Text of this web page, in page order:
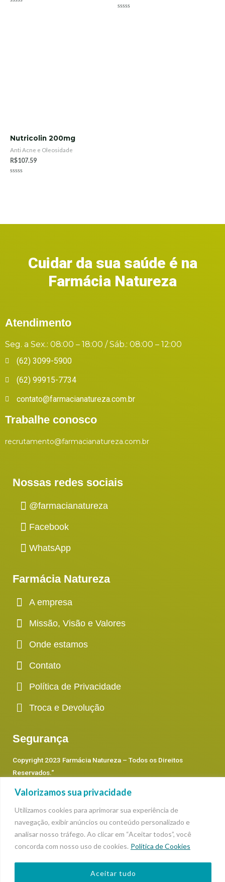
Valorizamos sua privacidade
Utilizamos cookies para aprimorar sua experiência de
navegação, exibir anúncios ou conteúdo personalizado e
analisar nosso tráfego. Ao clicar em “Aceitar todos”, você
concorda com nosso uso de cookies. Política de Cookies
Aceitar tudo
Nutricolin 200mg
Anti Acne e Oleosidade
R$107.59
Cuidar da sua saúde é na
Farmácia Natureza
Atendimento
Seg. a Sex.: 08:00 – 18:00 / Sáb.: 08:00 – 12:00
(62) 3099-5900
(62) 99915-7734
contato@farmacianatureza.com.br
Trabalhe conosco
recrutamento@farmacianatureza.com.br
Nossas redes sociais
@farmacianatureza
Facebook
WhatsApp
Farmácia Natureza
A empresa
Missão, Visão e Valores
Onde estamos
Contato
Política de Privacidade
Troca e Devolução
Segurança
Copyright 2023 Farmácia Natureza – Todos os Direitos
Reservados.“
Preços e condições de pagamento apresentados neste “site”
somente são válidos para as compras efetuadas no ato da sua
exibição. *Condições de pagamento à vista somente para
depósitos, transferências e boleto bancário. * O preço dos
produtos prevalecerá os que estão dentro de cada categoria,